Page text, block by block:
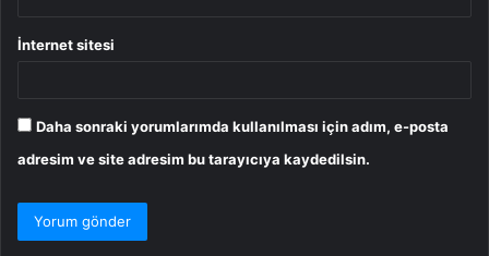
İnternet sitesi
Daha sonraki yorumlarımda kullanılması için adım, e-posta
adresim ve site adresim bu tarayıcıya kaydedilsin.